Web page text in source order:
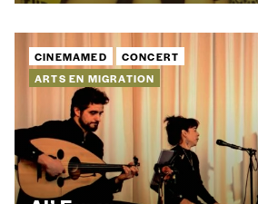
CINEMAMED
CONCERT
ARTS EN MIGRATION